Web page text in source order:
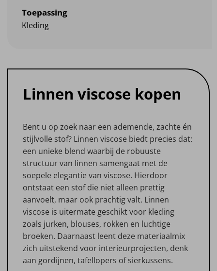
Toepassing
Kleding
Linnen viscose kopen
Bent u op zoek naar een ademende, zachte én
stijlvolle stof? Linnen viscose biedt precies dat:
een unieke blend waarbij de robuuste
structuur van linnen samengaat met de
soepele elegantie van viscose. Hierdoor
ontstaat een stof die niet alleen prettig
aanvoelt, maar ook prachtig valt. Linnen
viscose is uitermate geschikt voor kleding
zoals jurken, blouses, rokken en luchtige
broeken. Daarnaast leent deze materiaalmix
zich uitstekend voor interieurprojecten, denk
aan gordijnen, tafellopers of sierkussens.